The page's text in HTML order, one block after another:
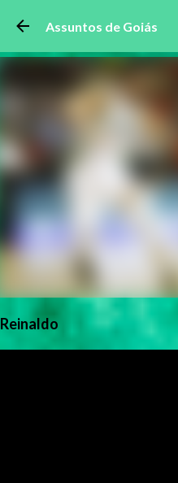
Pular para o
Assuntos de Goiás
Reinaldo